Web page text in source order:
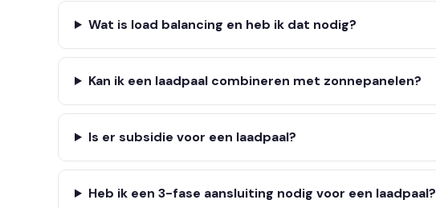
Wat is load balancing en heb ik dat nodig?
Kan ik een laadpaal combineren met zonnepanelen?
Is er subsidie voor een laadpaal?
Heb ik een 3-fase aansluiting nodig voor een laadpaal?